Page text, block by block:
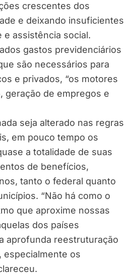
crescentes dos
e deixando insuficientes
e assistência social.
gastos previdenciários
são necessários para
e privados, “os motores
geração de empregos e
seja alterado nas regras
em pouco tempo os
a totalidade de suas
de benefícios,
tanto o federal quanto
“Não há como o
que aproxime nossas
dos países
aprofunda reestruturação
especialmente os